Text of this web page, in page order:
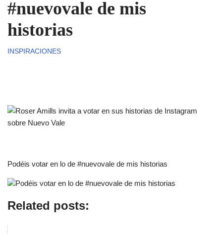
#nuevovale de mis
historias
INSPIRACIONES
Podéis votar en lo de #nuevovale de mis historias
Related posts: